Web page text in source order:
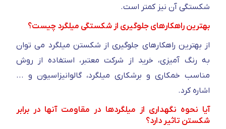
شکستگی آن نیز کمتر است.
بهترین راهکارهای جلوگیری از شکستگی میلگرد چیست؟
از بهترین راهکارهای جلوگیری از شکستن میلگرد می توان
به رنگ آمیزی، خرید از شرکت معتبر، استفاده از روش
مناسب خمکاری و برشکاری میلگرد، گالوانیزاسیون و ...
اشاره کرد.
آیا نحوه نگهداری از میلگردها در مقاومت آنها در برابر
شکستن تاثیر دارد؟